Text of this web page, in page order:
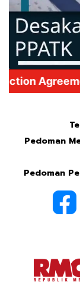
Pedoman
Pedoman